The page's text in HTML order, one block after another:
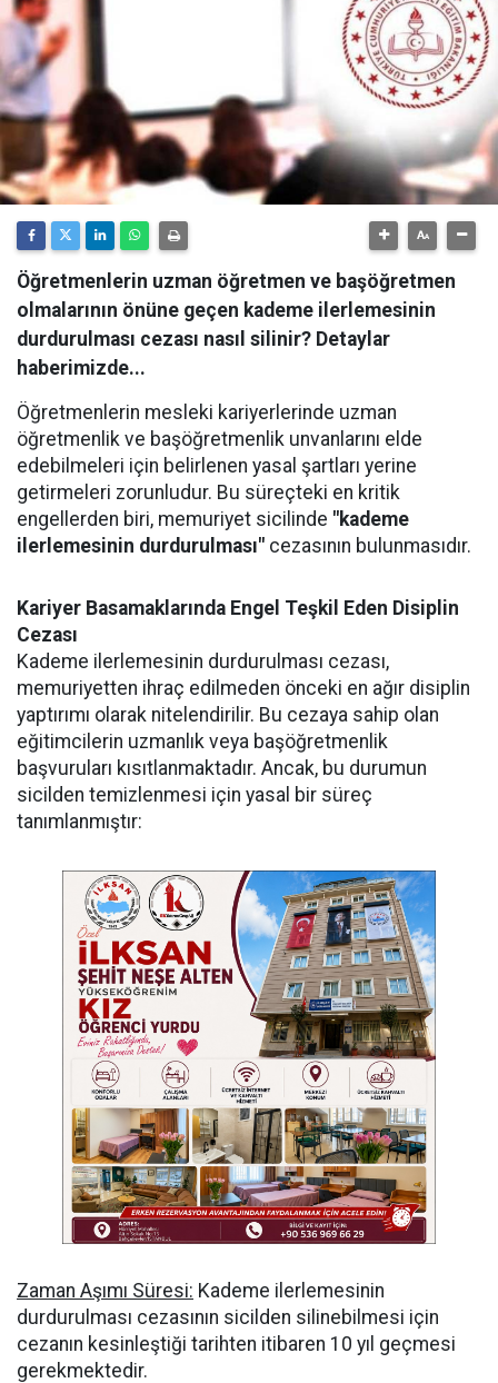
Öğretmenlerin uzman öğretmen ve başöğretmen
olmalarının önüne geçen kademe ilerlemesinin
durdurulması cezası nasıl silinir? Detaylar
haberimizde...
Öğretmenlerin mesleki kariyerlerinde uzman
öğretmenlik ve başöğretmenlik unvanlarını elde
edebilmeleri için belirlenen yasal şartları yerine
getirmeleri zorunludur. Bu süreçteki en kritik
engellerden biri, memuriyet sicilinde "kademe
ilerlemesinin durdurulması" cezasının bulunmasıdır.
Kariyer Basamaklarında Engel Teşkil Eden Disiplin
Cezası
Kademe ilerlemesinin durdurulması cezası,
memuriyetten ihraç edilmeden önceki en ağır disiplin
yaptırımı olarak nitelendirilir. Bu cezaya sahip olan
eğitimcilerin uzmanlık veya başöğretmenlik
başvuruları kısıtlanmaktadır. Ancak, bu durumun
sicilden temizlenmesi için yasal bir süreç
tanımlanmıştır:
Zaman Aşımı Süresi: Kademe ilerlemesinin
durdurulması cezasının sicilden silinebilmesi için
cezanın kesinleştiği tarihten itibaren 10 yıl geçmesi
gerekmektedir.